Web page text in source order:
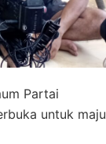
Partai
untuk maju